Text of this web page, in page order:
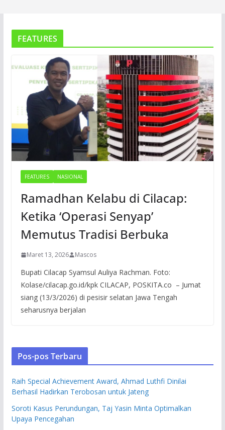
FEATURES
FEATURES NASIONAL
Ramadhan Kelabu di Cilacap:
Ketika ‘Operasi Senyap’
Memutus Tradisi Berbuka
Maret 13, 2026 Mascos
Bupati Cilacap Syamsul Auliya Rachman. Foto:
Kolase/cilacap.go.id/kpk CILACAP, POSKITA.co – Jumat
siang (13/3/2026) di pesisir selatan Jawa Tengah
seharusnya berjalan
Pos-pos Terbaru
Raih Special Achievement Award, Ahmad Luthfi Dinilai
Berhasil Hadirkan Terobosan untuk Jateng
Soroti Kasus Perundungan, Taj Yasin Minta Optimalkan
Upaya Pencegahan